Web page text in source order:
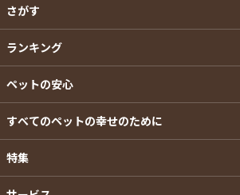
さがす
ランキング
ペットの安心
すべてのペットの幸せのために
特集